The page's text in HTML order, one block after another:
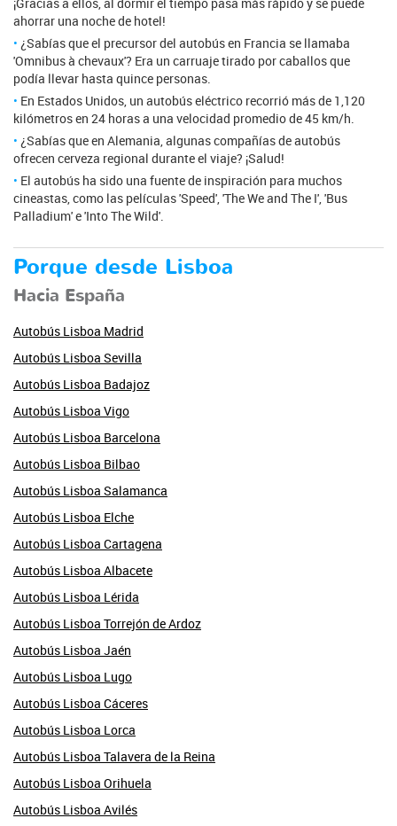
ahorrar una noche de hotel!
¿Sabías que el precursor del autobús en Francia se llamaba
'Omnibus à chevaux'? Era un carruaje tirado por caballos que
podía llevar hasta quince personas.
En Estados Unidos, un autobús eléctrico recorrió más de 1,120
kilómetros en 24 horas a una velocidad promedio de 45 km/h.
¿Sabías que en Alemania, algunas compañías de autobús
ofrecen cerveza regional durante el viaje? ¡Salud!
El autobús ha sido una fuente de inspiración para muchos
cineastas, como las películas 'Speed', 'The We and The I', 'Bus
Palladium' e 'Into The Wild'.
Porque desde Lisboa
Hacia España
Autobús Lisboa Madrid
Autobús Lisboa Sevilla
Autobús Lisboa Badajoz
Autobús Lisboa Vigo
Autobús Lisboa Barcelona
Autobús Lisboa Bilbao
Autobús Lisboa Salamanca
Autobús Lisboa Elche
Autobús Lisboa Cartagena
Autobús Lisboa Albacete
Autobús Lisboa Lérida
Autobús Lisboa Torrejón de Ardoz
Autobús Lisboa Jaén
Autobús Lisboa Lugo
Autobús Lisboa Cáceres
Autobús Lisboa Lorca
Autobús Lisboa Talavera de la Reina
Autobús Lisboa Orihuela
Autobús Lisboa Avilés